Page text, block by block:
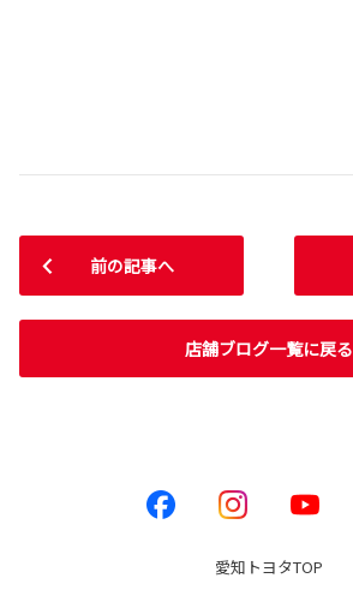
前の記事へ
店舗ブログ一覧に戻る
愛知トヨタTOP